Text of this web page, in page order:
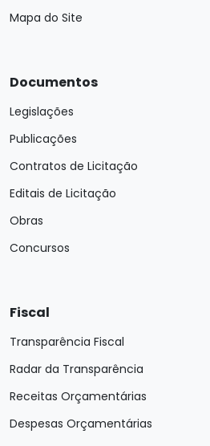
Mapa do Site
Documentos
Legislações
Publicações
Contratos de Licitação
Editais de Licitação
Obras
Concursos
Fiscal
Transparência Fiscal
Radar da Transparência
Receitas Orçamentárias
Despesas Orçamentárias